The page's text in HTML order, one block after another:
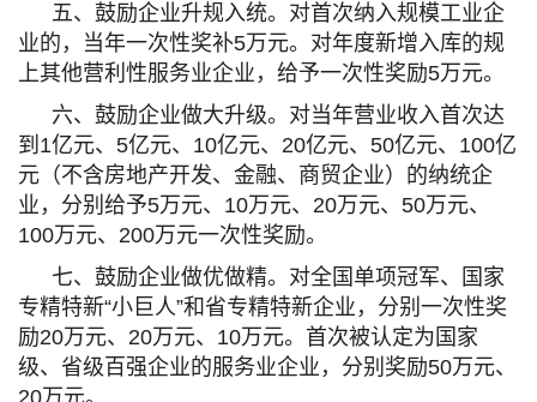
五、鼓励企业升规入统。对首次纳入规模工业企
业的，当年一次性奖补5万元。对年度新增入库的规
上其他营利性服务业企业，给予一次性奖励5万元。
六、鼓励企业做大升级。对当年营业收入首次达
到1亿元、5亿元、10亿元、20亿元、50亿元、100亿
元（不含房地产开发、金融、商贸企业）的纳统企
业，分别给予5万元、10万元、20万元、50万元、
100万元、200万元一次性奖励。
七、鼓励企业做优做精。对全国单项冠军、国家
专精特新“小巨人”和省专精特新企业，分别一次性奖
励20万元、20万元、10万元。首次被认定为国家
级、省级百强企业的服务业企业，分别奖励50万元、
20万元。